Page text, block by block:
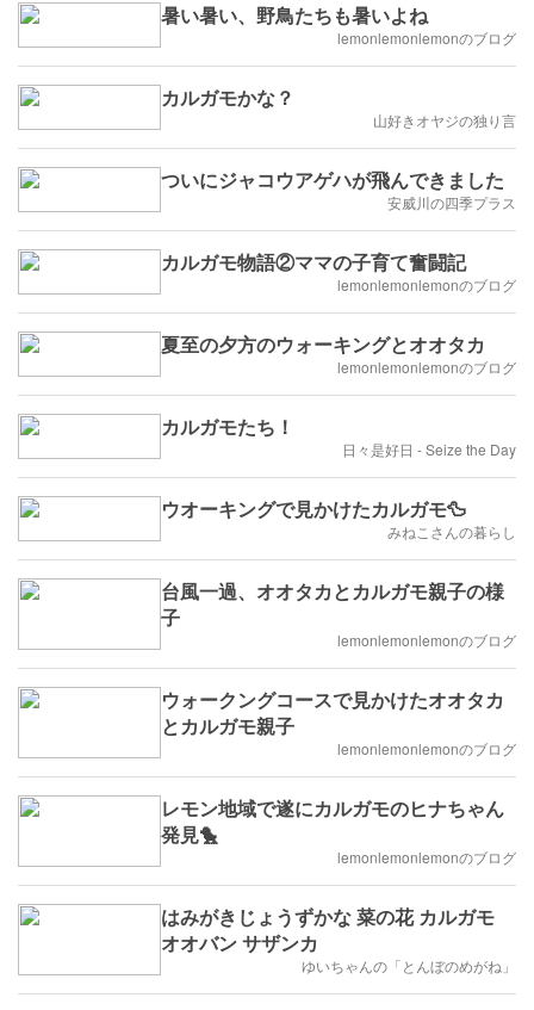
暑い暑い、野鳥たちも暑いよね
lemonlemonlemonのブログ
カルガモかな？
山好きオヤジの独り言
ついにジャコウアゲハが飛んできました
安威川の四季プラス
カルガモ物語②ママの子育て奮闘記
lemonlemonlemonのブログ
夏至の夕方のウォーキングとオオタカ
lemonlemonlemonのブログ
カルガモたち！
日々是好日 - Seize the Day
ウオーキングで見かけたカルガモ🦆
みねこさんの暮らし
台風一過、オオタカとカルガモ親子の様
子
lemonlemonlemonのブログ
ウォークングコースで見かけたオオタカ
とカルガモ親子
lemonlemonlemonのブログ
レモン地域で遂にカルガモのヒナちゃん
発見🐤
lemonlemonlemonのブログ
はみがきじょうずかな 菜の花 カルガモ
オオバン サザンカ
ゆいちゃんの「とんぼのめがね」